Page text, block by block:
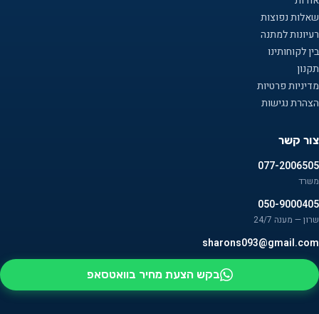
שאלות נפוצות
רעיונות למתנה
בין לקוחותינו
תקנון
מדיניות פרטיות
הצהרת נגישות
צור קשר
077-2006505
משרד
050-9000405
שרון — מענה 24/7
sharons093@gmail.com
בקש הצעת מחיר בוואטסאפ